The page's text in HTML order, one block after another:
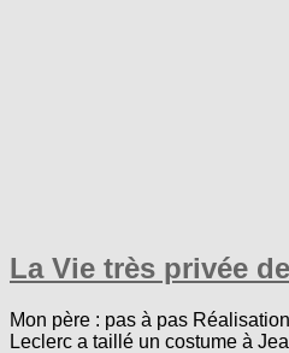
La Vie très privée
Mon père : pas à pas
Leclerc a taillé un costume à